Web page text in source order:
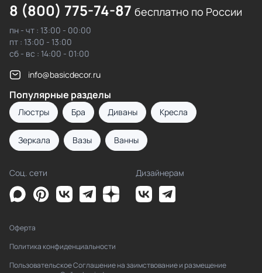
8 (800) 775-74-87 бесплатно по России
пн - чт : 13:00 - 00:00
пт : 13:00 - 13:00
сб - вс : 14:00 - 01:00
info@basicdecor.ru
Популярные разделы
Люстры Бра Диваны Кресла
Зеркала Вазы Ванны
Соц. сети Дизайнерам
Оферта
Политика конфиденциальности
Пользовательское Соглашение на заимствование и размещение